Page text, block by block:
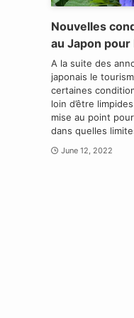
Nouvelles
au Japon
A la suite des
japonais le
certaines
loin d’être
mise au point
dans quelles
June 12, 2022